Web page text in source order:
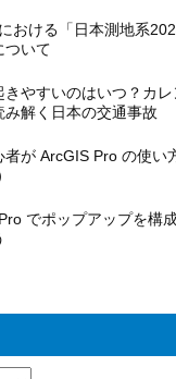
おける「日本測地系
ついて
きやすいのはいつ？カ
み解く日本の交通事故
者が ArcGIS Pro の使い
でポップアップを構